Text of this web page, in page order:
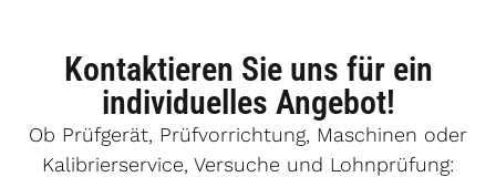
Kontaktieren Sie uns für ein
individuelles Angebot!
Ob Prüfgerät, Prüfvorrichtung, Maschinen oder
Kalibrierservice, Versuche und Lohnprüfung: